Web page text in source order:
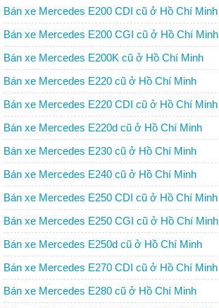
Bán xe Mercedes E200 CDI cũ ở Hồ Chí Minh
Bán xe Mercedes E200 CGI cũ ở Hồ Chí Minh
Bán xe Mercedes E200K cũ ở Hồ Chí Minh
Bán xe Mercedes E220 cũ ở Hồ Chí Minh
Bán xe Mercedes E220 CDI cũ ở Hồ Chí Minh
Bán xe Mercedes E220d cũ ở Hồ Chí Minh
Bán xe Mercedes E230 cũ ở Hồ Chí Minh
Bán xe Mercedes E240 cũ ở Hồ Chí Minh
Bán xe Mercedes E250 CDI cũ ở Hồ Chí Minh
Bán xe Mercedes E250 CGI cũ ở Hồ Chí Minh
Bán xe Mercedes E250d cũ ở Hồ Chí Minh
Bán xe Mercedes E270 CDI cũ ở Hồ Chí Minh
Bán xe Mercedes E280 cũ ở Hồ Chí Minh